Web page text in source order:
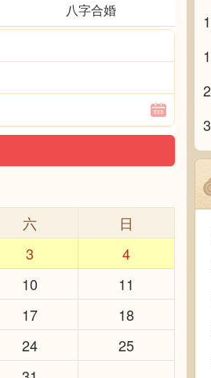
八字合婚
六
日
3
4
10
11
17
18
24
25